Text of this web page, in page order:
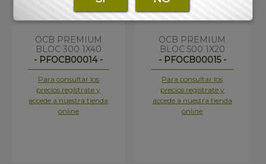
OCB PREMIUM
BLOC 300 1X40
- PFOCB00014 -
Para consultar los
precios regístrate y
accede a nuestra tienda
online
OCB PREMIUM
BLOC 500 1X20
- PFOCB00015 -
Para consultar los
precios regístrate y
accede a nuestra tienda
online